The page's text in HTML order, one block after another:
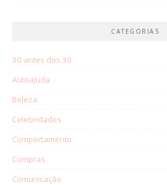
CATEGORIAS
30 antes dos 30
Autoajuda
Beleza
Celebridades
Comportamento
Compras
Comunicação